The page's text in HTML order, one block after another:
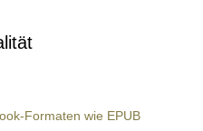
Formaten wie EPUB